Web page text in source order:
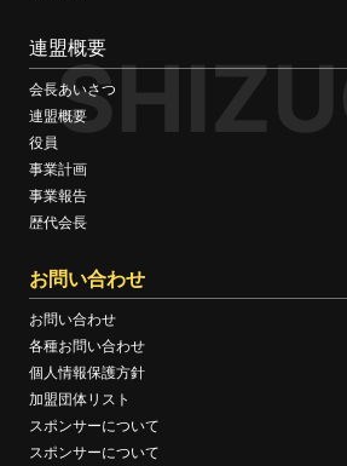
連盟概要
会長あいさつ
連盟概要
役員
事業計画
事業報告
歴代会長
お問い合わせ
お問い合わせ
各種お問い合わせ
個人情報保護方針
加盟団体リスト
スポンサーについて
スポンサーについて